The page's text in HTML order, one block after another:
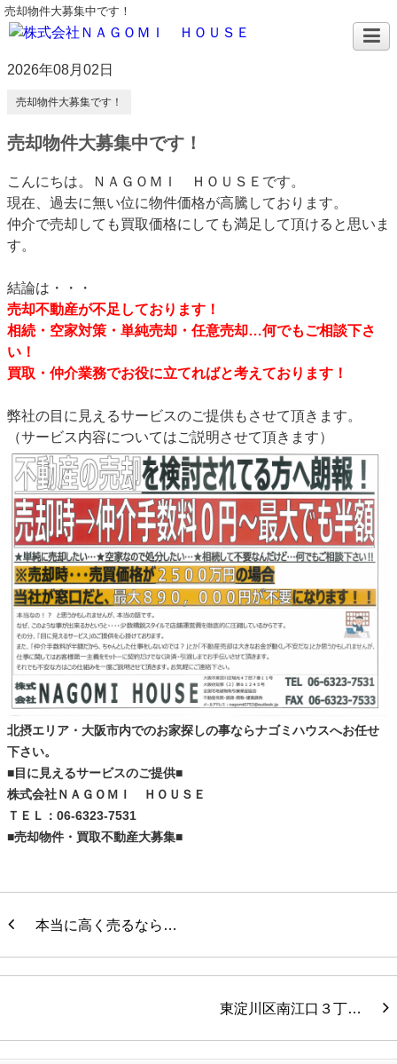
売却物件大募集中です！
2026年08月02日
売却物件大募集です！
売却物件大募集中です！
こんにちは。ＮＡＧＯＭＩ ＨＯＵＳＥです。
現在、過去に無い位に物件価格が高騰しております。
仲介で売却しても買取価格にしても満足して頂けると思いま
す。
結論は・・・
売却不動産が不足しております！
相続・空家対策・単純売却・任意売却…何でもご相談下さ
い！
買取・仲介業務でお役に立てればと考えております！
弊社の目に見えるサービスのご提供もさせて頂きます。
（サービス内容についてはご説明させて頂きます）
北摂エリア・大阪市内でのお家探しの事ならナゴミハウスへお任せ
下さい。
■目に見えるサービスのご提供■
株式会社ＮＡＧＯＭＩ ＨＯＵＳＥ
ＴＥＬ：06-6323-7531
■売却物件・買取不動産大募集■
本当に高く売るなら…
東淀川区南江口３丁…